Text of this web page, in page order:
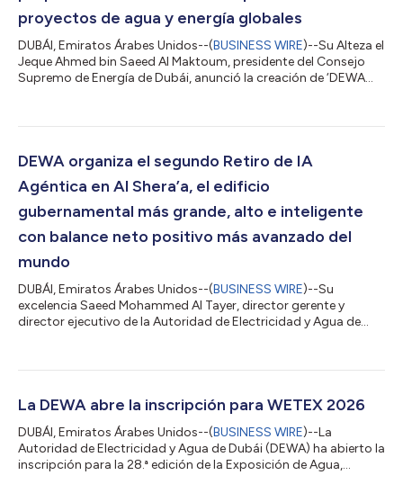
proyectos de agua y energía globales
DUBÁI, Emiratos Árabes Unidos--(BUSINESS WIRE)--Su Alteza el
Jeque Ahmed bin Saeed Al Maktoum, presidente del Consejo
Supremo de Energía de Dubái, anunció la creación de ‘DEWA
empresa es desarrollar proyectos de energía convencional y
infraestructura de energía y agua de Dubái a mercados
globales. Su Alteza el Jeque Ahmed bin...
DEWA organiza el segundo Retiro de IA
Agéntica en Al Shera’a, el edificio
gubernamental más grande, alto e inteligente
con balance neto positivo más avanzado del
mundo
DUBÁI, Emiratos Árabes Unidos--(BUSINESS WIRE)--Su
excelencia Saeed Mohammed Al Tayer, director gerente y
director ejecutivo de la Autoridad de Electricidad y Agua de
de mejorar su rol de liderazgo y reforzar la posición de Dubái
realizados durante el Retiro para Ejecutivos de IA Agéntica que
la DEWA organizó en Al Shera’a, su nueva...
La DEWA abre la inscripción para WETEX 2026
DUBÁI, Emiratos Árabes Unidos--(BUSINESS WIRE)--La
Autoridad de Electricidad y Agua de Dubái (DEWA) ha abierto la
inscripción para la 28.ª edición de la Exposición de Agua,